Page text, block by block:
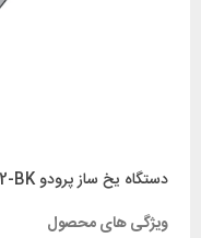
دستگاه یخ ساز پرودو Porodo PD-LSICMV2-BK
ویژگی های محصول